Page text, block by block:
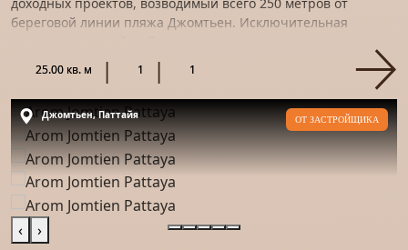
доходных проектов, возводимый всего 250 метров от
береговой линии пляжа Джомтьен. Исключительная
конфиденциальность...
25.00 кв. м 1 1
Джомтьен, Паттайя ОТ ЗАСТРОЙЩИКА
‹ ›